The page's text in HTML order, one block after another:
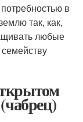
в
так, как,
любые